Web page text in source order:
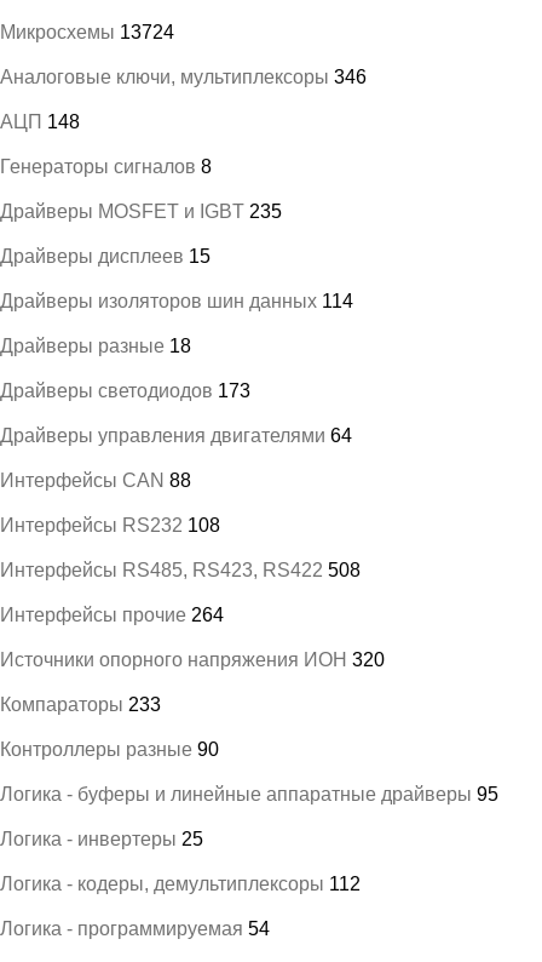
Микросхемы 13724
Аналоговые ключи, мультиплексоры 346
АЦП 148
Генераторы сигналов 8
Драйверы MOSFET и IGBT 235
Драйверы дисплеев 15
Драйверы изоляторов шин данных 114
Драйверы разные 18
Драйверы светодиодов 173
Драйверы управления двигателями 64
Интерфейсы CAN 88
Интерфейсы RS232 108
Интерфейсы RS485, RS423, RS422 508
Интерфейсы прочие 264
Источники опорного напряжения ИОН 320
Компараторы 233
Контроллеры разные 90
Логика - буферы и линейные аппаратные драйверы 95
Логика - инвертеры 25
Логика - кодеры, демультиплексоры 112
Логика - программируемая 54